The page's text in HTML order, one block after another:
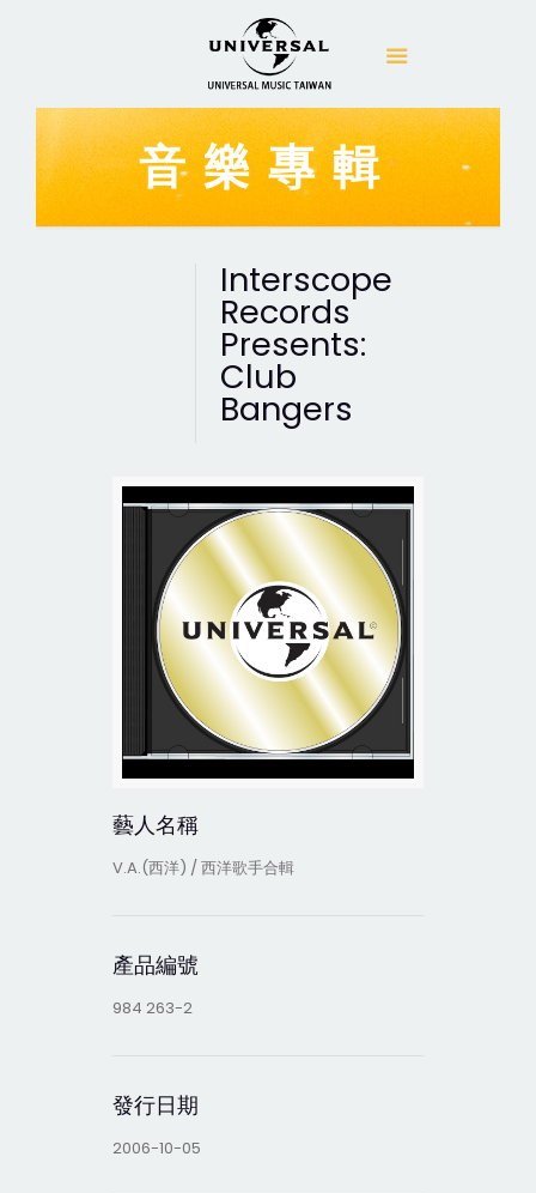
音樂專輯
Interscope
Records
Presents:
Club
Bangers
藝人名稱
V.A.(西洋) / 西洋歌手合輯
產品編號
984 263-2
發行日期
2006-10-05